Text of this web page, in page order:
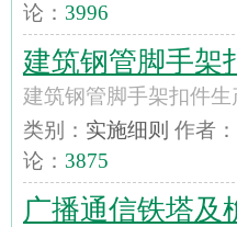
论： 3996
建筑钢管脚手架
建筑钢管脚手架扣件生
类别： 实施细则 作者：
论： 3875
广播通信铁塔及